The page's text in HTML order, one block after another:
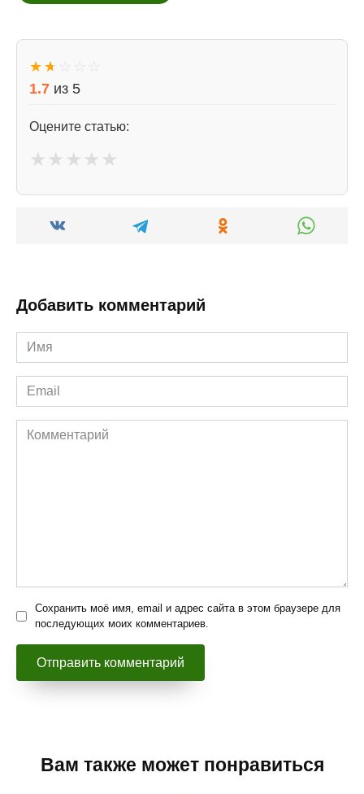
★ ★
1.7 из 5
Оцените статью:
★ ★ ★ ★ ★
Добавить комментарий
Имя
*
Email
*
Комментарий
Сохранить моё имя, email и адрес сайта в этом браузере для
последующих моих комментариев.
Вам также может понравиться